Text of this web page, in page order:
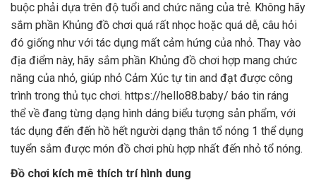
buộc phải dựa trên độ tuổi and chức năng của trẻ. Không hãy
sắm phần Khủng đồ chơi quá rất nhọc hoặc quá dễ, câu hỏi
đó giống như với tác dụng mất cảm hứng của nhỏ. Thay vào
địa điểm này, hãy sắm phần Khủng đồ chơi hợp mang chức
năng của nhỏ, giúp nhỏ Cảm Xúc tự tin and đạt được công
trình trong thủ tục chơi. https://hello88.baby/ báo tin ráng
thể về đang từng dạng hình dáng biểu tượng sản phẩm, với
tác dụng đến đến hồ hết người dạng thân tổ nóng 1 thể dụng
tuyển sắm được món đồ chơi phù hợp nhất đến nhỏ tổ nóng.
Đồ chơi kích mê thích trí hình dung